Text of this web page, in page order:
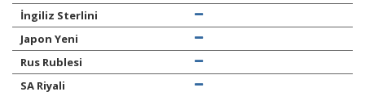
İngiliz Sterlini
Japon Yeni
Rus Rublesi
SA Riyali